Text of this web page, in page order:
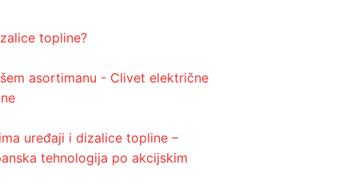
topline?
asortimanu - Clivet električne
uređaji i dizalice topline –
tehnologija po akcijskim